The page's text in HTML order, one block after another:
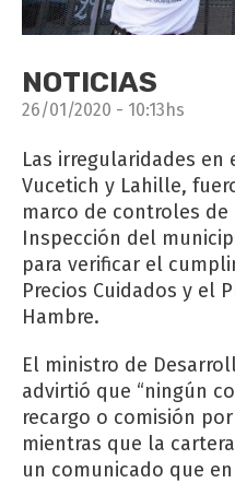
NOTICIAS
26/01/2020 - 10:13hs
Las irregularidades en
Vucetich y Lahille,
marco de controles de
Inspección del
para verificar el
Precios Cuidados y el
Hambre.
El ministro de
advirtió que “ningún
recargo o comisión
mientras que la
un comunicado que